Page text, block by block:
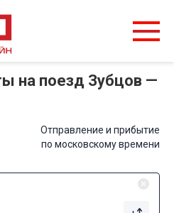
на поезд Зубцов —
Отправление и прибытие
по московскому времени